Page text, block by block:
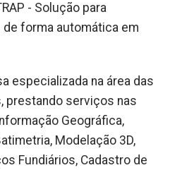
- Solução para
forma automática em
especializada na área das
prestando serviços nas
Geográfica,
Modelação 3D,
Fundiários, Cadastro de